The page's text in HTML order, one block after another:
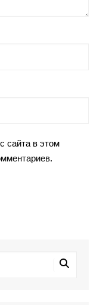
сайта в этом